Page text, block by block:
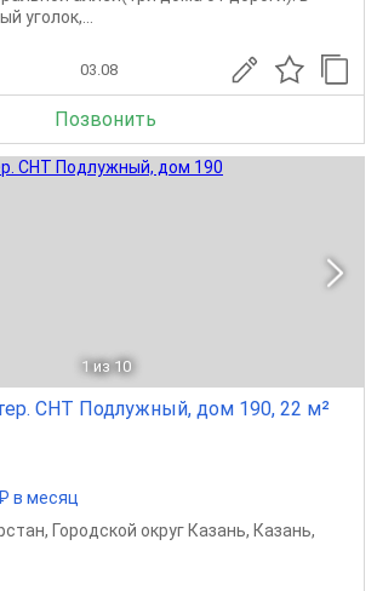
уголок,...
03.08
Позвонить
1 из 10
СНТ Подлужный, дом 190, 22 м²
в месяц
, Городской округ Казань, Казань,